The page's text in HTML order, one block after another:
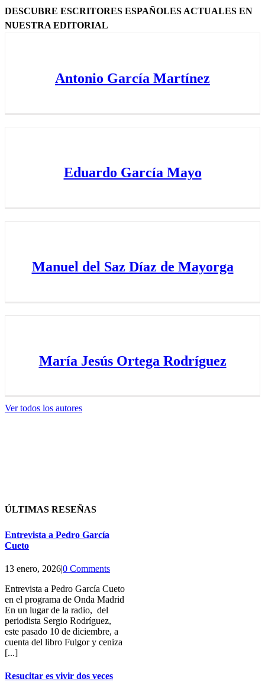
DESCUBRE ESCRITORES ESPAÑOLES ACTUALES EN
NUESTRA EDITORIAL
Antonio García Martínez
Eduardo García Mayo
Manuel del Saz Díaz de Mayorga
María Jesús Ortega Rodríguez
Ver todos los autores
ÚLTIMAS RESEÑAS
Entrevista a Pedro García
Cueto
13 enero, 2026|0 Comments
Entrevista a Pedro García Cueto
en el programa de Onda Madrid
En un lugar de la radio, del
periodista Sergio Rodríguez,
este pasado 10 de diciembre, a
cuenta del libro Fulgor y ceniza
[...]
Resucitar es vivir dos veces